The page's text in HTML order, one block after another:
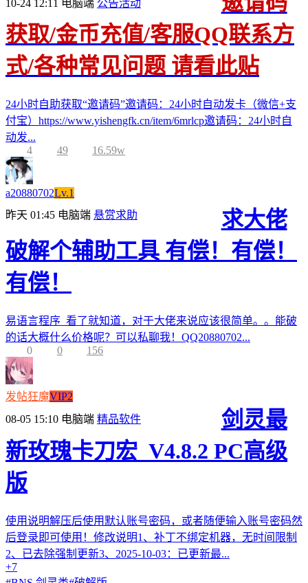
10-24 12:11 电脑端 公告活动
获取/金币充值/客服QQ联系方
式/各种常见问题 请看此贴
24小时自助获取“邀请码”邀请码：24小时自动发卡（微信+支
付宝）https://www.yishengfk.cn/item/6mrlcp邀请码：24小时自
动发...
4
49 16.59w
a20880702Lv.1
昨天 01:45 电脑端 悬赏求助
求大佬
破解个辅助工具 有偿！有偿！
有偿！
易语言程序 看了就知道，对于大佬来说应该很简单。。能破
的话大概什么价格呢？可以私聊我！QQ20880702...
0
0 156
发帖狂魔VIP2
08-05 15:10 电脑端 精品软件
剑灵最
新玫瑰卡刀宏_V4.8.2 PC高级
版
使用说明解压后使用默认账号密码，或者随便输入账号密码然
后登录即可使用！修改说明1、补丁不绑定机器，无时间限制
2、已去除强制更新3、2025-10-03：已更新最...
+7